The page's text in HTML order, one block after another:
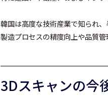
韓国は高度な技術産業で知られ
製造プロセスの精度向上や品質管
3Dスキャンの今